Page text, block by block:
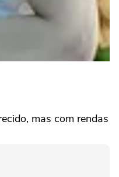
mas com rendas